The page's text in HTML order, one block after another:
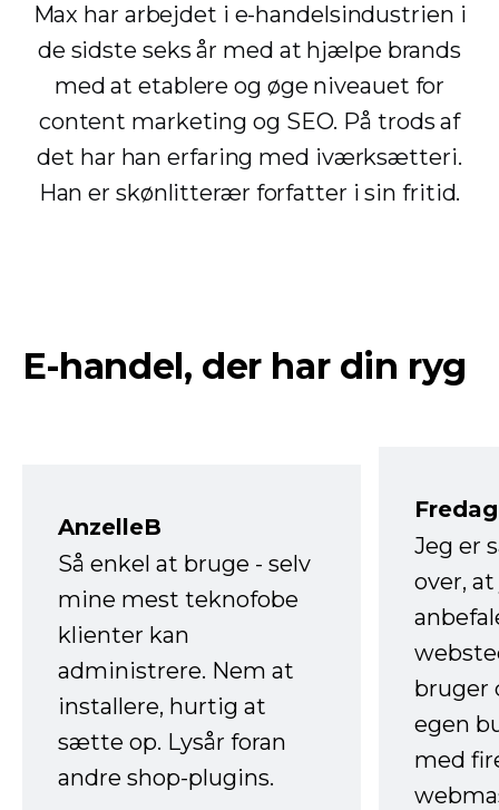
Max har arbejdet i e-handelsindustrien i
de sidste seks år med at hjælpe brands
med at etablere og øge niveauet for
content marketing og SEO. På trods af
det har han erfaring med iværksætteri.
Han er skønlitterær forfatter i sin fritid.
E-handel, der har din ryg
AnzelleB
Så enkel at bruge - selv
mine mest teknofobe
klienter kan
administrere. Nem at
installere, hurtig at
sætte op. Lysår foran
andre shop-plugins.
Jeg er
over,
bruger
egen
med